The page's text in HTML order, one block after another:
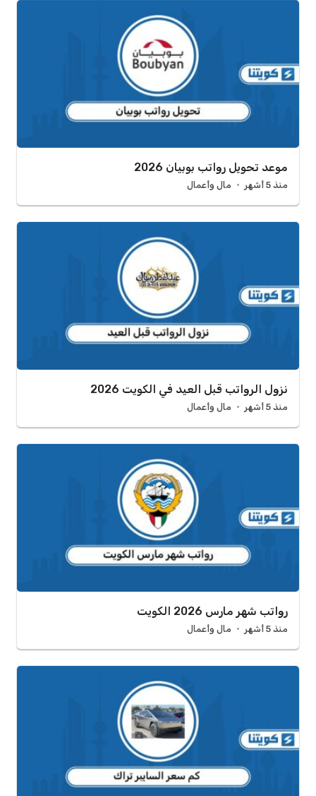
موعد تحويل رواتب بوبيان 2026
منذ 5 أشهر مال وأعمال
نزول الرواتب قبل العيد في الكويت 2026
منذ 5 أشهر مال وأعمال
رواتب شهر مارس 2026 الكويت
منذ 5 أشهر مال وأعمال